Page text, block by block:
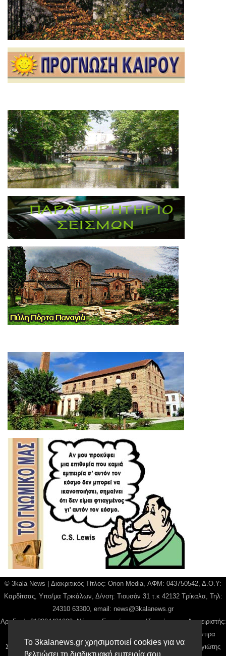
Το 3kalanews.gr χρησιμοποιεί cookies για να
© 3kala News | Διακριτικός Τίτλος: Orion Media, ΑΦΜ: 043750542, Δ.Ο.Υ:
Καρδίτσας, Υπο/μα Τρικάλων, Δ/νση: Τιουσόν 31 τ.κ 42132 Τρίκαλα, Τηλ:
24310 63300, email: news@3kalanews.gr
Αρ. Γεμή: 018804431000, Νόμιμος Εκπρόσωπος, Ιδιοκτήτης και Διαχειριστής:
Παναγιώτης Φιλίππου, Διευθύντρια: Γιαννουσά Βασιλική, Διευθύντιρα
Σύνταξης: Μπαλαμπάνη Βασιλική. Δικαιούχος domain name Παναγιώτης